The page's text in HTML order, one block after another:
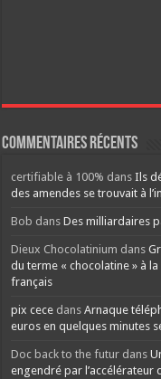
Commentaires récents
certifiable à 100% dansIls
des amendes se trouvait à
Bob dansDes milliardaires
Dieux Chocolatinium dans
du terme « chocolatine » à
français
pix cece dansArnaque
euros en quelques minutes
Doc back to the futur dans
engendré par l’accélérateur